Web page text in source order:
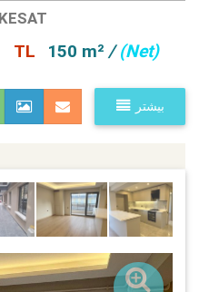
15,000,000 TL 150 m² /(Net)
بیشتر